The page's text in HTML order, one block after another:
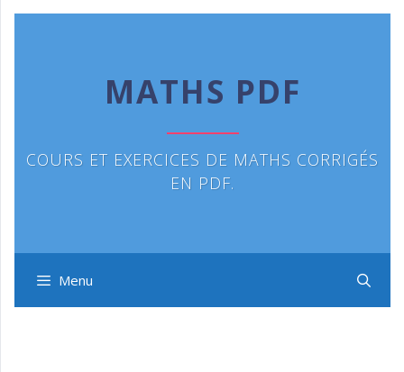
MATHS PDF
COURS ET EXERCICES DE MATHS CORRIGÉS
EN PDF.
Menu